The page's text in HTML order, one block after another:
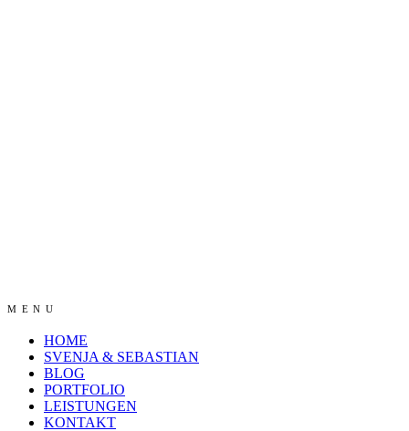
MENU
HOME
SVENJA & SEBASTIAN
BLOG
PORTFOLIO
LEISTUNGEN
KONTAKT